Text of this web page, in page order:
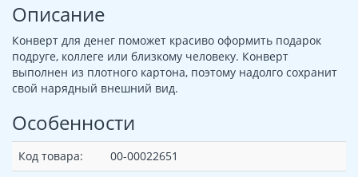
Описание
Конверт для денег поможет красиво оформить подарок
подруге, коллеге или близкому человеку. Конверт
выполнен из плотного картона, поэтому надолго сохранит
свой нарядный внешний вид.
Особенности
Код товара:
00-00022651